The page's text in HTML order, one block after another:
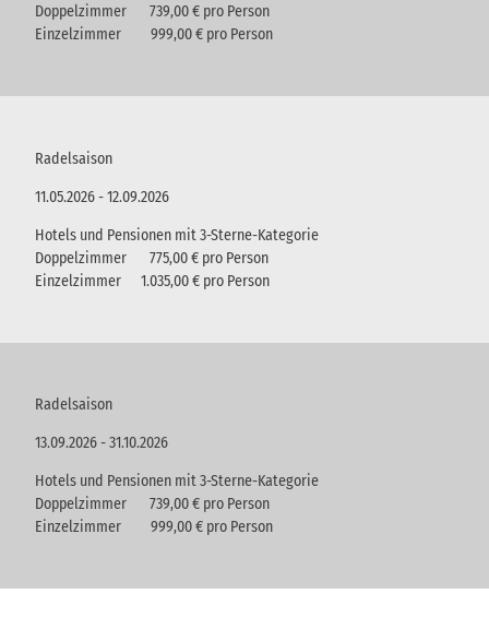
Doppelzimmer 739,00 € pro Person
Einzelzimmer 999,00 € pro Person
Radelsaison
11.05.2026 - 12.09.2026
Hotels und Pensionen mit 3-Sterne-Kategorie
Doppelzimmer 775,00 € pro Person
Einzelzimmer 1.035,00 € pro Person
Radelsaison
13.09.2026 - 31.10.2026
Hotels und Pensionen mit 3-Sterne-Kategorie
Doppelzimmer 739,00 € pro Person
Einzelzimmer 999,00 € pro Person